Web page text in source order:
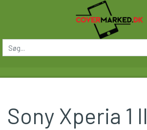
Sony Xperia 1 II